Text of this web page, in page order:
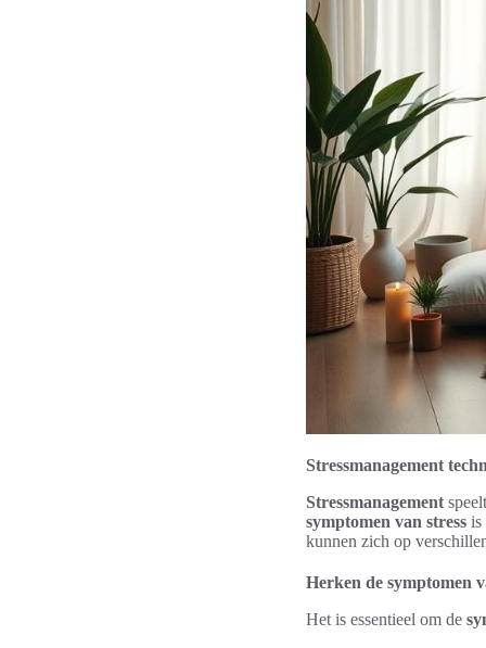
Stressmanagement
Stressmanagement
symptomen van stress is
kunnen zich op
Herken de symptomen
Het is essentieel om de